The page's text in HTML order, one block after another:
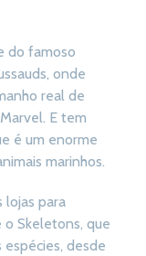
do famoso
onde
real de
E tem
é um enorme
marinhos.
lojas para
o Skeletons, que
desde